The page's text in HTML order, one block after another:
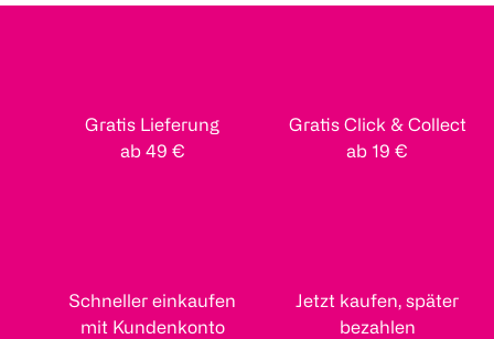
Gratis Lieferung
ab 49 €
Gratis Click & Collect
ab 19 €
Schneller einkaufen
mit Kundenkonto
Jetzt kaufen, später
bezahlen